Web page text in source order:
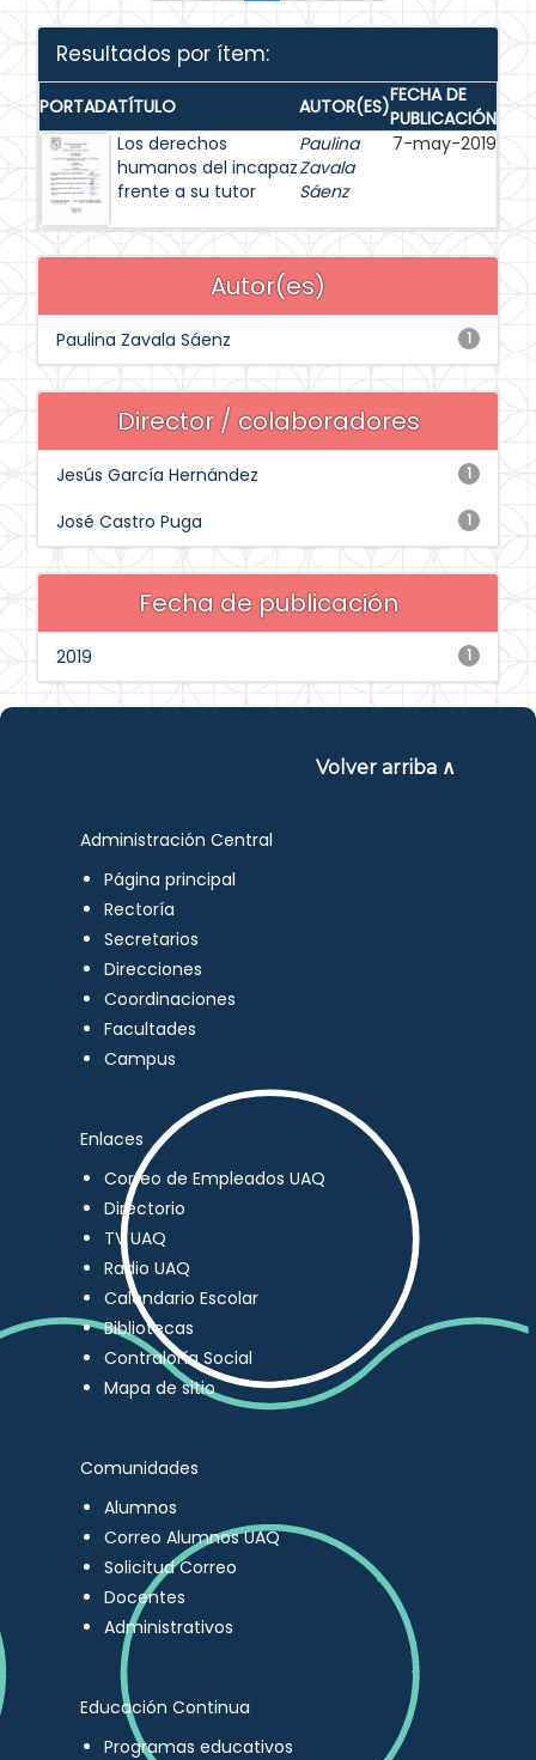
Resultados por ítem:
PORTADATÍTULO AUTOR(ES)FECHA DE
PUBLICACIÓN
Los derechos
humanos del incapaz
frente a su tutor
Paulina
Zavala
Sáenz
7-may-2019
Autor(es)
1
Paulina Zavala Sáenz
Director / colaboradores
1
Jesús García Hernández
1
José Castro Puga
Fecha de publicación
1
2019
Volver arriba ∧
Administración Central
Página principal
Rectoría
Secretarios
Direcciones
Coordinaciones
Facultades
Campus
Enlaces
Correo de Empleados UAQ
Directorio
TV UAQ
Radio UAQ
Calendario Escolar
Bibliotecas
Contraloría Social
Mapa de sitio
Comunidades
Alumnos
Correo Alumnos UAQ
Solicitud Correo
Docentes
Administrativos
Educación Continua
Programas educativos